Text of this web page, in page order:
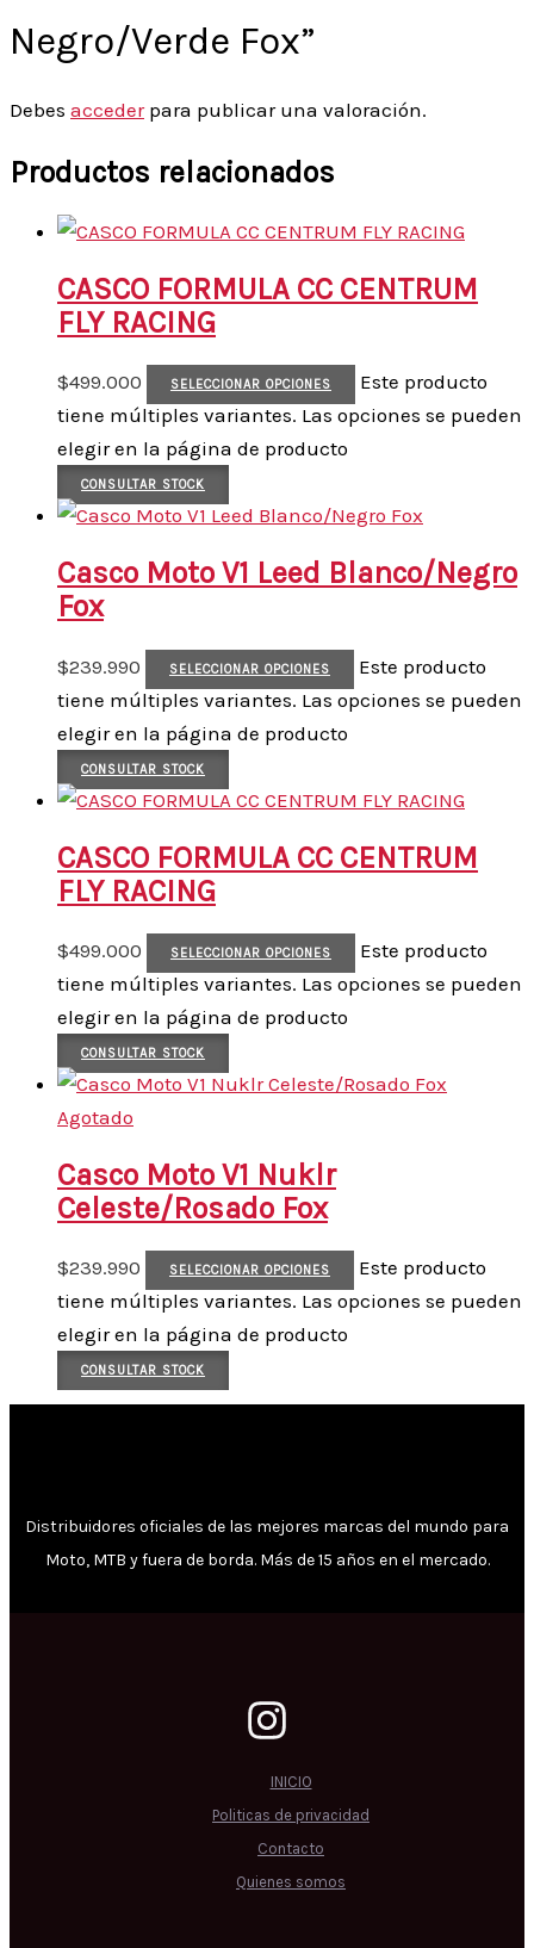
Negro/Verde Fox”
Debes accederpara publicar una valoración.
Productos relacionados
CASCO FORMULA CC CENTRUM
FLY RACING
$499.000 SELECCIONAR OPCIONES
Este producto
tiene múltiples variantes. Las opciones se pueden
elegir en la página de producto
CONSULTAR STOCK
Casco Moto V1 Leed Blanco/Negro
Fox
$239.990 SELECCIONAR OPCIONES
Este producto
tiene múltiples variantes. Las opciones se pueden
elegir en la página de producto
CONSULTAR STOCK
CASCO FORMULA CC CENTRUM
FLY RACING
$499.000 SELECCIONAR OPCIONES
Este producto
tiene múltiples variantes. Las opciones se pueden
elegir en la página de producto
CONSULTAR STOCK
Agotado
Casco Moto V1 Nuklr
Celeste/Rosado Fox
$239.990 SELECCIONAR OPCIONES
Este producto
tiene múltiples variantes. Las opciones se pueden
elegir en la página de producto
CONSULTAR STOCK
Distribuidores oficiales de las mejores marcas del mundo para
Moto, MTB y fuera de borda. Más de 15 años en el mercado.
INICIO
Politicas de privacidad
Contacto
Quienes somos